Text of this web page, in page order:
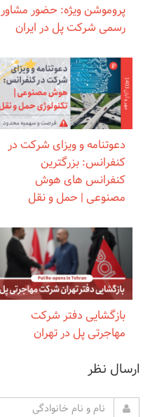
پروموشن ویژه: حضور مشاور
رسمی شرکت پل در ایران
دعوتنامه و ویزای شرکت در
کنفرانس: بزرگترین
کنفرانس های هوش
مصنوعی | حمل و نقل
بازگشایی دفتر شرکت
مهاجرتی پل در تهران
ارسال نظر